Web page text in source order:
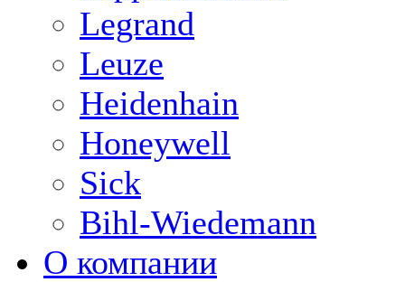
Legrand
Leuze
Heidenhain
Honeywell
Sick
Bihl-Wiedemann
О компании